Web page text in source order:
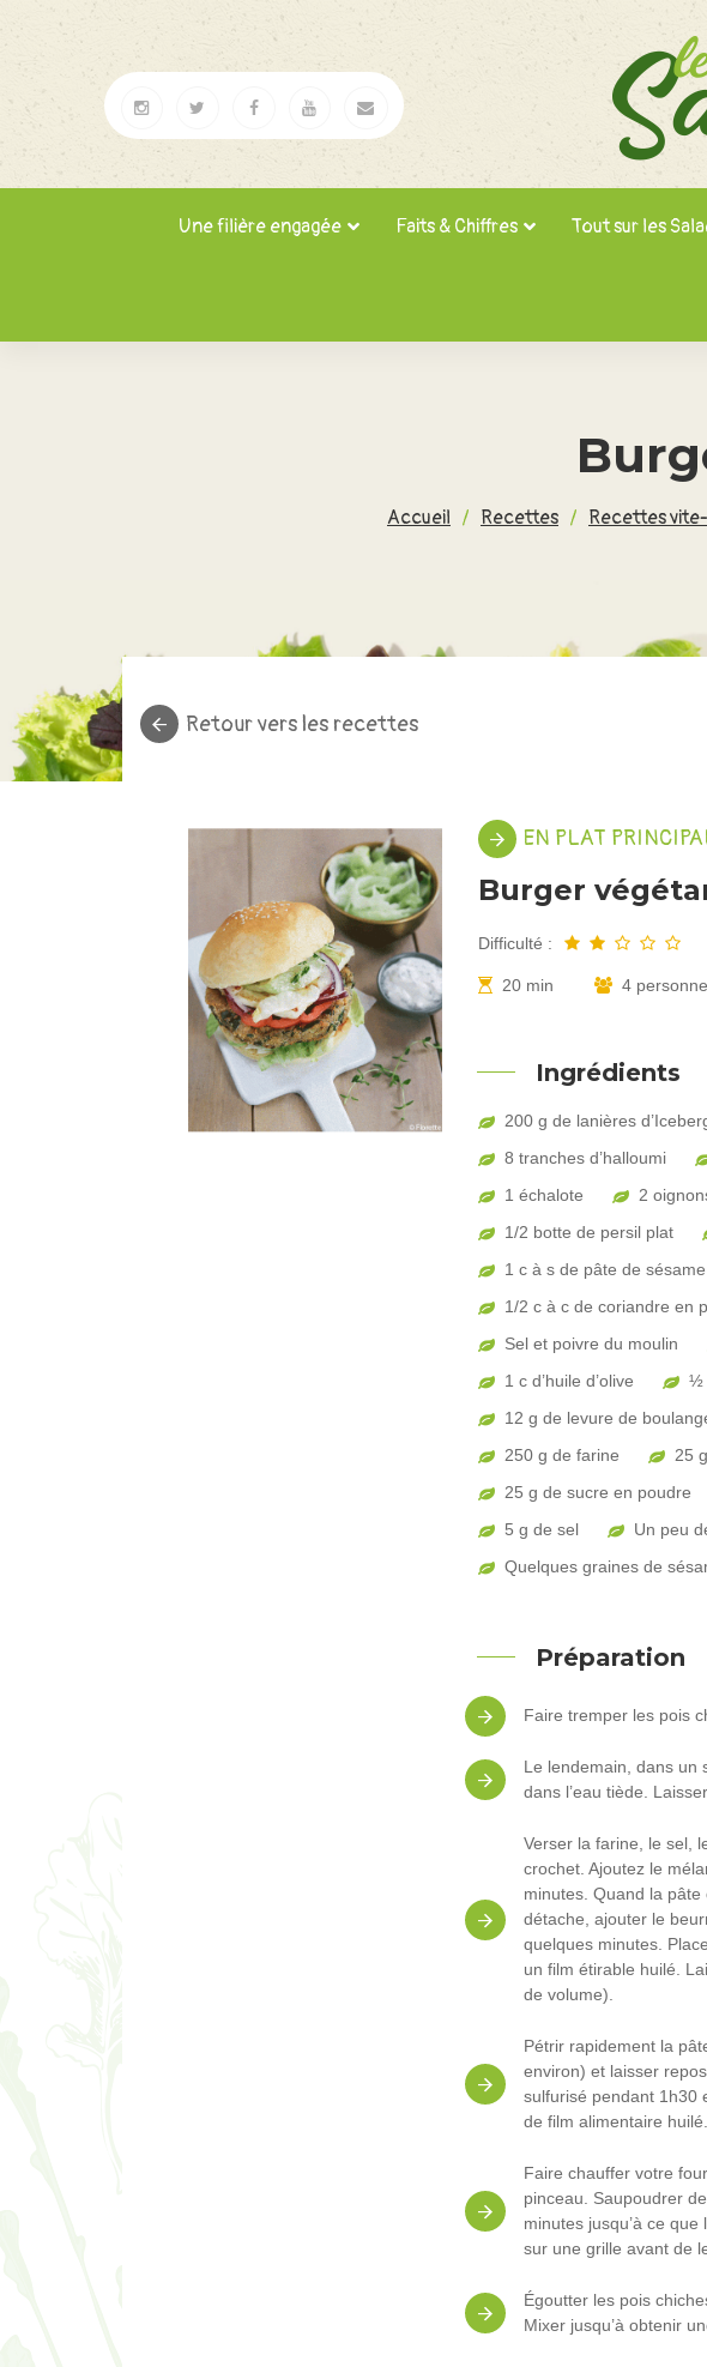
Une filière engagée Faits & Chiffres Tout sur les
Accueil / Recettes / Recettes
Retour vers les recettes
EN PLAT
Burger
Difficulté :
20 min 4
Ingrédients
200 g de lanières
8 tranches d’halloumi
1 échalote
2
1/2 botte de persil plat
1 c à s de pâte de sésame
1/2 c à c de coriandre en
Sel et poivre du moulin
1 c d’huile d’olive
½
12 g de levure de
250 g de farine
25
25 g de sucre en poudre
5 g de sel
Un peu
Quelques graines de
Préparation
Faire tremper les pois
Le lendemain, dans un
dans l’eau tiède.
Verser la farine, le sel,
crochet. Ajoutez le
minutes. Quand la
détache, ajouter le
quelques minutes.
un film étirable huilé.
de volume).
Pétrir rapidement la
environ) et laisser
sulfurisé pendant 1h30
de film alimentaire huilé.
Faire chauffer votre
pinceau. Saupoudrer
minutes jusqu’à ce
sur une grille avant de
Égoutter les pois
Mixer jusqu’à obtenir